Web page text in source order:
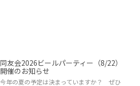
同友会2026ビールパーティー（8/22）
開催のお知らせ
今年の夏の予定は決まっていますか？ ぜひ